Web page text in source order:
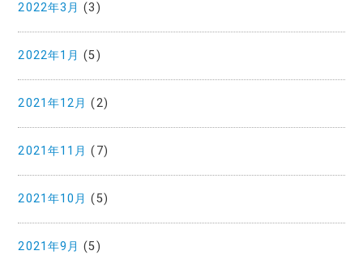
2022年3月 (3)
2022年1月 (5)
2021年12月 (2)
2021年11月 (7)
2021年10月 (5)
2021年9月 (5)